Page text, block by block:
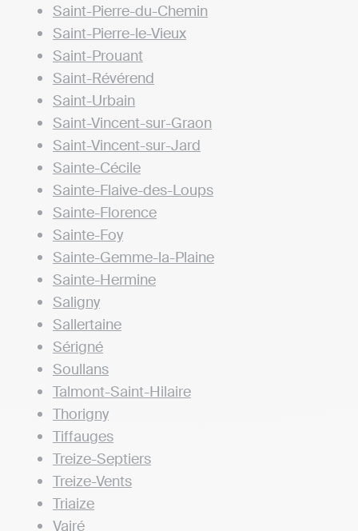
Saint-Pierre-du-Chemin
Saint-Pierre-le-Vieux
Saint-Prouant
Saint-Révérend
Saint-Urbain
Saint-Vincent-sur-Graon
Saint-Vincent-sur-Jard
Sainte-Cécile
Sainte-Flaive-des-Loups
Sainte-Florence
Sainte-Foy
Sainte-Gemme-la-Plaine
Sainte-Hermine
Saligny
Sallertaine
Sérigné
Soullans
Talmont-Saint-Hilaire
Thorigny
Tiffauges
Treize-Septiers
Treize-Vents
Triaize
Vairé